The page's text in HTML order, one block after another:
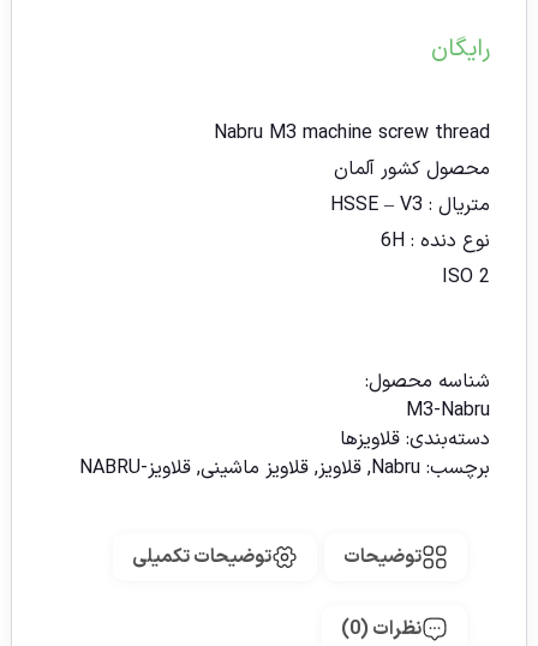
رایگان
Nabru M3 machine screw thread
محصول کشور آلمان
متریال : HSSE – V3
نوع دنده : 6H
ISO 2
شناسه محصول:
M3-Nabru
دسته‌بندی: قلاویزها
برچسب: Nabru
, قلاویز, قلاویز ماشینی, قلاویز-NABRU
توضیحات توضیحات تکمیلی
نظرات (0)